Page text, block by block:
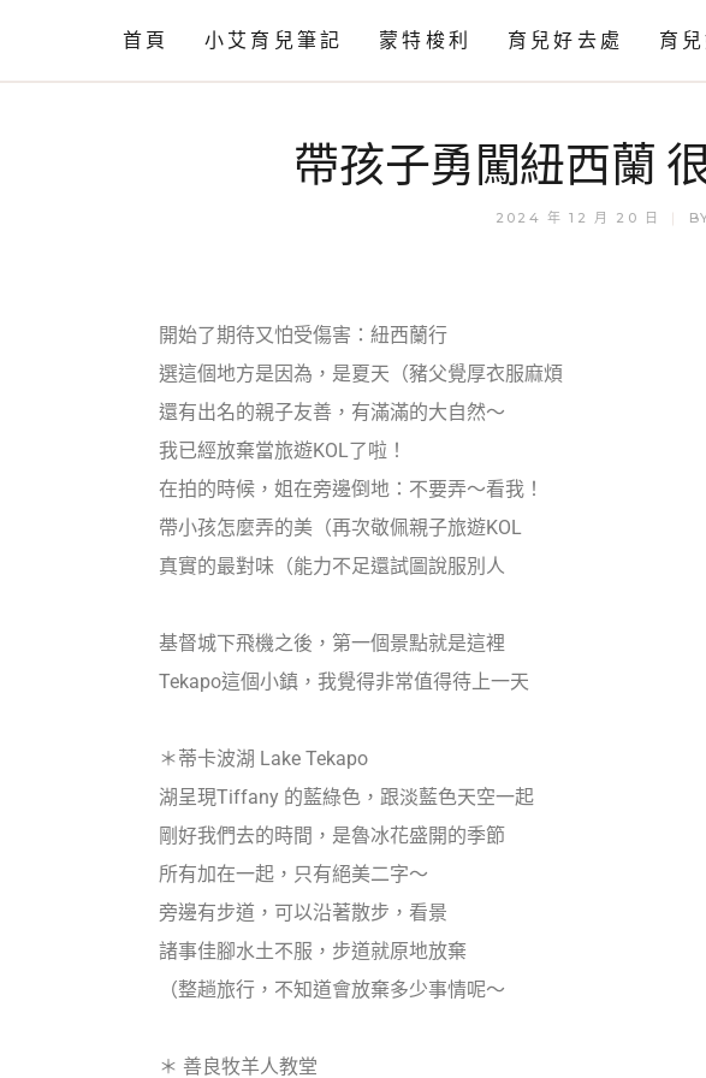
首頁 小艾育兒筆記
自理篇
育兒小技巧
蒙特梭利
相關知識
育兒好去處 育
帶孩子勇闖紐西蘭
2024 年 12 月 20 日
開始了期待又怕受傷害：紐西蘭行
選這個地方是因為，是夏天（豬父覺厚衣服麻煩
還有出名的親子友善，有滿滿的大自然～
我已經放棄當旅遊KOL了啦！
在拍的時候，姐在旁邊倒地：不要弄～看我！
帶小孩怎麼弄的美（再次敬佩親子旅遊KOL
真實的最對味（能力不足還試圖說服別人
基督城下飛機之後，第一個景點就是這裡
Tekapo這個小鎮，我覺得非常值得待上一天
＊蒂卡波湖 Lake Tekapo
湖呈現Tiffany 的藍綠色，跟淡藍色天空一起
剛好我們去的時間，是魯冰花盛開的季節
所有加在一起，只有絕美二字～
旁邊有步道，可以沿著散步，看景
諸事佳腳水土不服，步道就原地放棄
（整趟旅行，不知道會放棄多少事情呢～
＊ 善良牧羊人教堂